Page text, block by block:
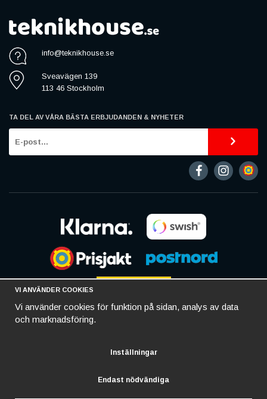
info@teknikhouse.se
Sveavägen 139
113 46 Stockholm
TA DEL AV VÅRA BÄSTA ERBJUDANDEN & NYHETER
VI ANVÄNDER COOKIES
Vi använder cookies för funktion på sidan, analys av data
och marknadsföring.
Inställningar
Endast nödvändiga